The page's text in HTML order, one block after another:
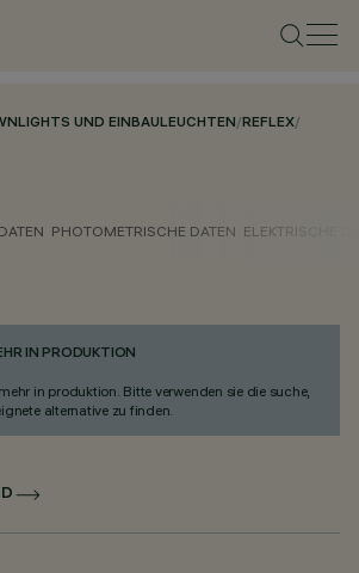
UND EINBAULEUCHTEN/REFLEX/
PHOTOMETRISCHE DATEN ELEKTRISCHE
IN PRODUKTION
in produktion. Bitte verwenden sie die suche,
alternative zu finden.